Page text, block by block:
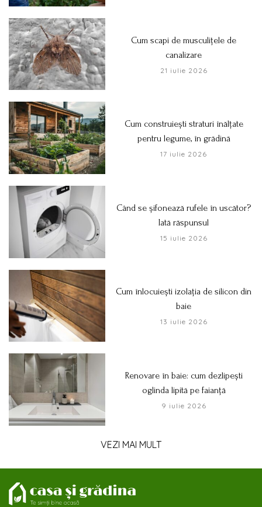
Cum scapi de musculițele de
canalizare
21 iulie 2026
Cum construiești straturi înălțate
pentru legume, în grădină
17 iulie 2026
Când se șifonează rufele în uscător?
Iată răspunsul
15 iulie 2026
Cum înlocuiești izolația de silicon din
baie
13 iulie 2026
Renovare în baie: cum dezlipești
oglinda lipită pe faianță
9 iulie 2026
VEZI MAI MULT